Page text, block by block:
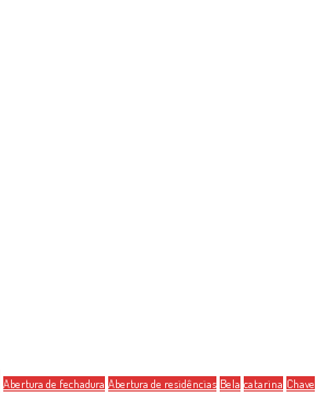
Abertura de fechadura Abertura de residências Bela catarina Chave